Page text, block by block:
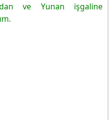
ve Yunan işgaline